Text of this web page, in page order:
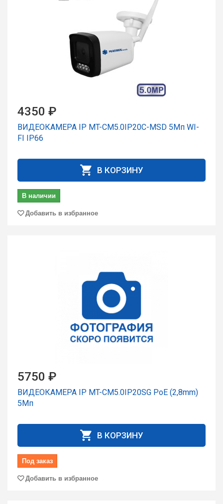
4350 ₽
ВИДЕОКАМЕРА IP MT-CM5.0IP20C-MSD 5Мп WI-
FI IP66
В КОРЗИНУ
В наличии
Добавить в избранное
5750 ₽
ВИДЕОКАМЕРА IP MT-CM5.0IP20SG PoE (2,8mm)
5Мп
В КОРЗИНУ
Под заказ
Добавить в избранное